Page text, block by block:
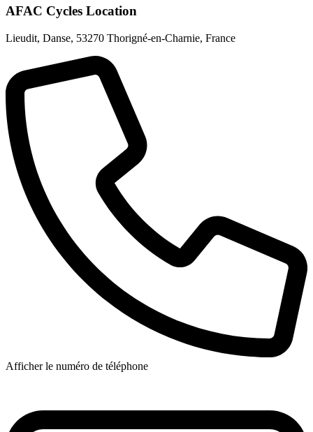
AFAC Cycles Location
Lieudit, Danse, 53270 Thorigné-en-Charnie, France
Afficher le numéro de téléphone